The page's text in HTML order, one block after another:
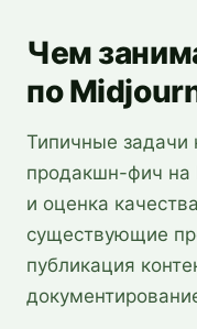
Чем
по
Типичные задачи
продакшн-фич на
и оценка
существующие
публикация